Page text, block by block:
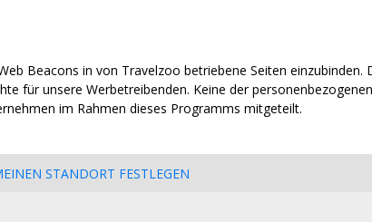
Beacons in von Travelzoo betriebene Seiten einzubinden.
für unsere Werbetreibenden. Keine der
im Rahmen dieses Programms mitgeteilt.
STANDORT FESTLEGEN